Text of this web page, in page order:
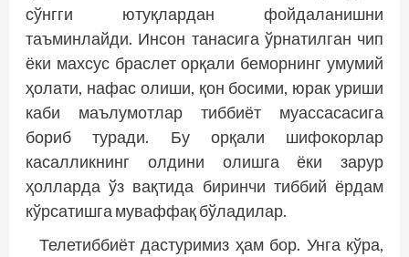
сўнгги ютуқлардан фойдаланишни
таъминлайди. Инсон танасига ўрнатилган чип
ёки махсус браслет орқали беморнинг умумий
ҳолати, нафас олиши, қон босими, юрак уриши
каби маълумотлар тиббиёт муассасасига
бориб туради. Бу орқали шифокорлар
касалликнинг олдини олишга ёки зарур
ҳолларда ўз вақтида биринчи тиббий ёрдам
кўрсатишга муваффақ бўладилар.
Телетиббиёт дастуримиз ҳам бор. Унга кўра,